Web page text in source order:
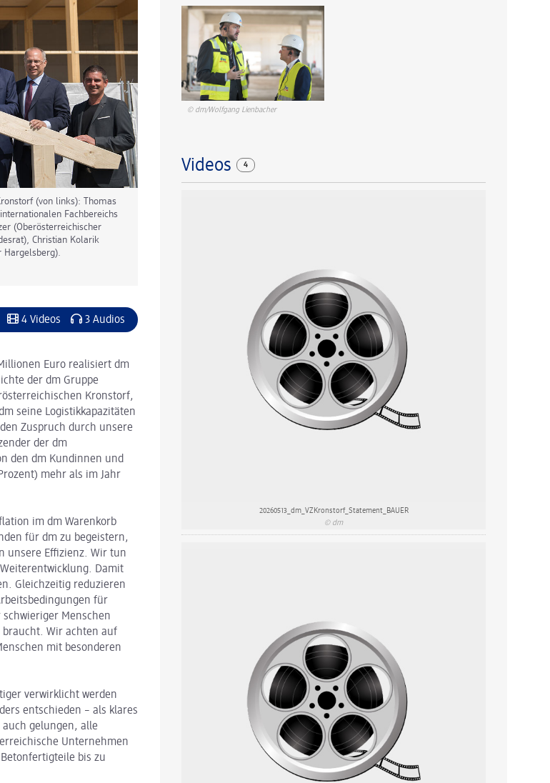
(von links): Thomas
Fachbereichs
(Oberösterreichischer
Christian Kolarik
4 Videos 3 Audios
Euro realisiert dm
der dm Gruppe
Kronstorf,
seine Logistikkapazitäten
Zuspruch durch unsere
der dm
den dm Kundinnen und
mehr als im Jahr
im dm Warenkorb
für dm zu begeistern,
unsere Effizienz. Wir tun
Damit
Gleichzeitig reduzieren
für
Menschen
Wir achten auf
mit besonderen
verwirklicht werden
entschieden – als klares
gelungen, alle
Unternehmen
bis zu
© dm/Wolfgang Lienbacher
Videos 4
20260513_dm_VZKronstorf_Statement_BAUER
© dm